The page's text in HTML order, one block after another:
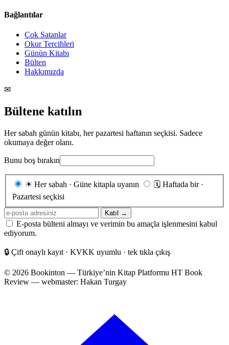
Bağlantılar
Çok Satanlar
Okur Tercihleri
Günün Kitabı
Bülten
Hakkımızda
✉
Bültene katılın
Her sabah günün kitabı, her pazartesi haftanın seçkisi. Sadece
okumaya değer olanı.
Bunu boş bırakın
Gönderim
☀ Her sabah · Güne kitapla uyanın 🗓 Haftada bir ·
Pazartesi seçkisi
E-
posta
adresiniz
Katıl →
E-posta bülteni almayı ve verimin bu amaçla işlenmesini kabul
ediyorum.
🔒 Çift onaylı kayıt · KVKK uyumlu · tek tıkla çıkış
© 2026 Bookinton — Türkiye’nin Kitap Platformu HT Book
Review — webmaster: Hakan Turgay